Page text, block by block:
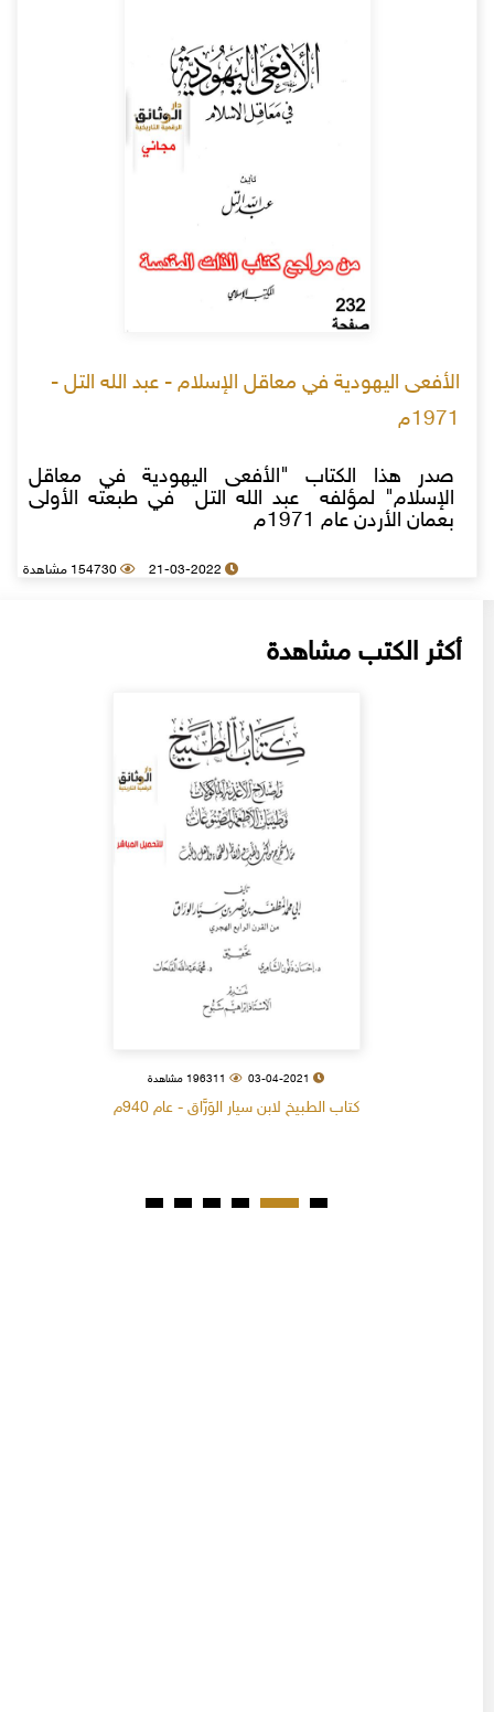
الأفعى اليهودية في معاقل الإسلام - عبد الله التل -
1971م
صدر هذا الكتاب "الأفعى اليهودية في معاقل
الإسلام" لمؤلفه عبد الله التل في طبعته الأولى
بعمان الأردن عام 1971م
21-03-2022 154730 مشاهدة
أكثر الكتب مشاهدة
03-04-2021 196311 مشاهدة
كتاب الطبيخ لابن سيار الوَرَّاق - عام 940م